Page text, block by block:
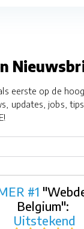
eerste op de
updates, jobs,
#1
Belgium":
Uitstekend